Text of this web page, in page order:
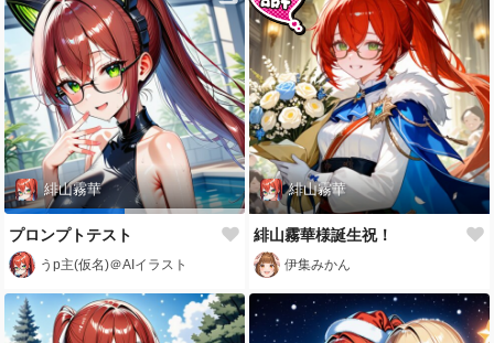
緋山霧華
プロンプトテスト
うp主(仮名)＠AIイラスト
緋山霧華
緋山霧華様誕生祝！
伊集みかん